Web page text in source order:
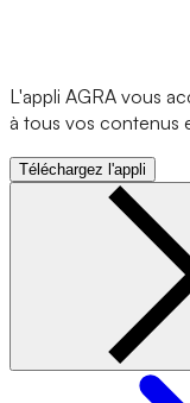
L'appli AGRA vous
à tous vos contenus
Téléchargez l'appli